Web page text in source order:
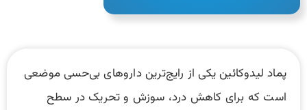
پماد لیدوکائین یکی از رایج‌ترین داروهای بی‌حسی موضعی
است که برای کاهش درد، سوزش و تحریک در سطح